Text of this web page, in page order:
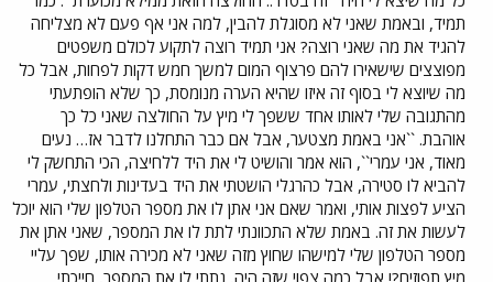
תמיד, ובאמת שאני לא מסוגלת להבין, למה אני אף פעם לא מצליחה
להגיד את מה שאני רוצה? אני תמיד רוצה לתקוע לכולם משפטים
מפוצצים שישאירו להם פרצוף המום למשך חמש דקות לפחות, אבל כל
מה שיוצא לי בסוף זה איזו שהיא הערה מנומסת, כך שלא הופתעתי
מהתגובה שלי לאותו אחד ששפך לי מיץ על החולצה שאני כל כך
אוהבת. ``אני באמת מצטער, אבל אם כבר התחלנו לדבר אז… נעים
מאוד, אני עמרי``, הוא אמר והושיט לי את היד ללחיצה, הכי התחשק לי
להביא לו סטירה, אבל כהרגלי הושטתי את היד בעדינות ולחצתי, עמרי
הציע לפצות אותי, ואמר שאם אני אתן לו את מספר הטלפון שלי הוא יוכל
לעשות את זה. באמת שלא התכוונתי לתת לו את המספר, שאני אתן את
מספר הטלפון שלי למישהו שחוץ מזה שאני לא מכירה אותו, שפך עליי
מיץ תפוזים?! אבל כמה צפוי שזה היה, נתתי לו את המספר, חייכתי